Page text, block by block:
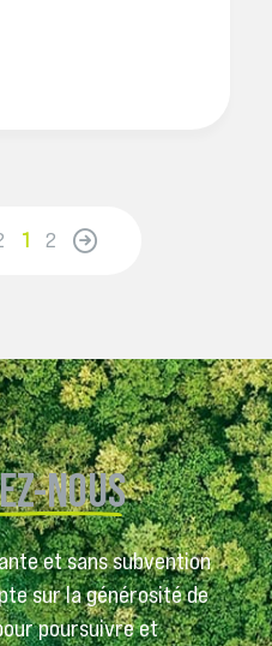
1 2
NOUS
et sans subvention
sur la générosité de
poursuivre et